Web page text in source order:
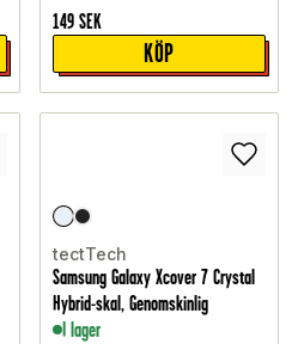
149 SEK
KÖP
tectTech
Samsung Galaxy Xcover 7 Crystal
Hybrid-skal, Genomskinlig
I lager